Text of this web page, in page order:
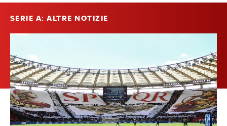
SERIE A: ALTRE NOTIZIE